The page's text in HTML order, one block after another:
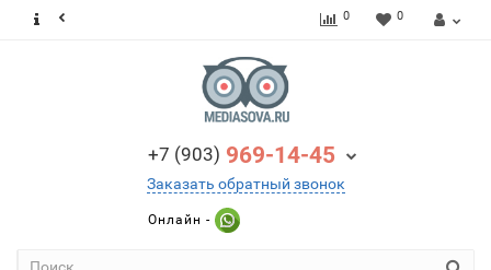
0 0
+7 (903) 969-14-45
Заказать обратный звонок
Онлайн -